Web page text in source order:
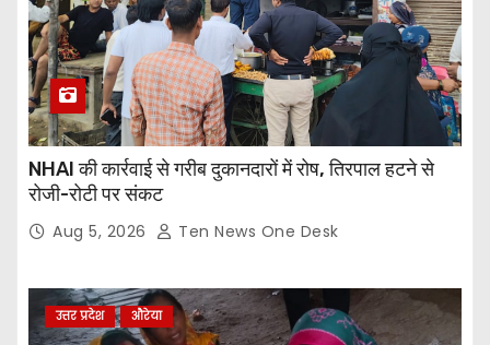
NHAI की कार्रवाई से गरीब दुकानदारों में रोष, तिरपाल हटने से
रोजी-रोटी पर संकट
Aug 5, 2026 Ten News One Desk
उत्तर प्रदेश औरेया